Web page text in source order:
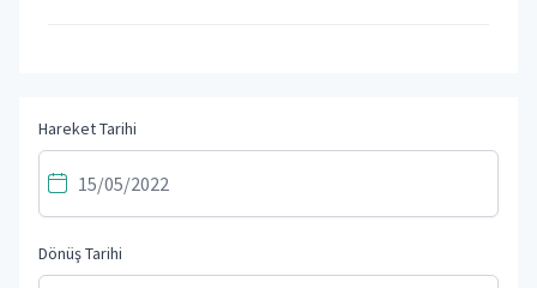
Hareket Tarihi
Dönüş Tarihi